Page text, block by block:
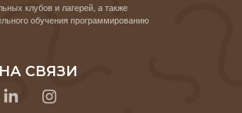
клубов и лагерей, а также
обучения программированию
СВЯЗИ